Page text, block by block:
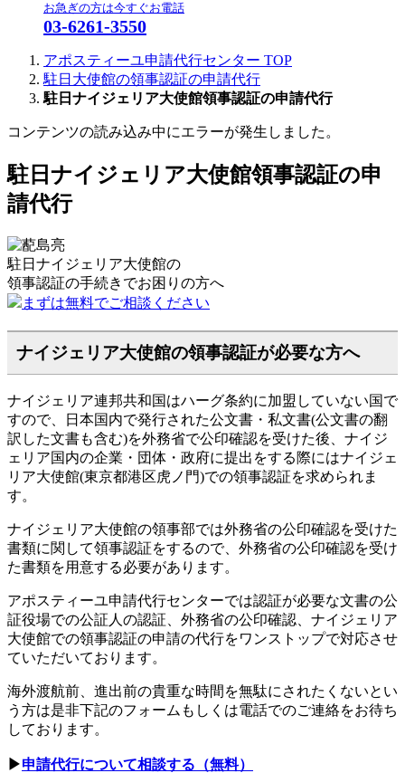
お急ぎの方は今すぐお電話
03-6261-3550
アポスティーユ申請代行センター TOP
駐日大使館の領事認証の申請代行
駐日ナイジェリア大使館領事認証の申請代行
コンテンツの読み込み中にエラーが発生しました。
駐日ナイジェリア大使館領事認証の申
請代行
駐日ナイジェリア大使館の
領事認証の手続きでお困りの方へ
まずは無料でご相談ください
ナイジェリア大使館の領事認証が必要な方へ
ナイジェリア連邦共和国はハーグ条約に加盟していない国で
すので、日本国内で発行された公文書・私文書(公文書の翻
訳した文書も含む)を外務省で公印確認を受けた後、ナイジ
ェリア国内の企業・団体・政府に提出をする際にはナイジェ
リア大使館(東京都港区虎ノ門)での領事認証を求められま
す。
ナイジェリア大使館の領事部では外務省の公印確認を受けた
書類に関して領事認証をするので、外務省の公印確認を受け
た書類を用意する必要があります。
アポスティーユ申請代行センターでは認証が必要な文書の公
証役場での公証人の認証、外務省の公印確認、ナイジェリア
大使館での領事認証の申請の代行をワンストップで対応させ
ていただいております。
海外渡航前、進出前の貴重な時間を無駄にされたくないとい
う方は是非下記のフォームもしくは電話でのご連絡をお待ち
しております。
▶申請代行について相談する（無料）